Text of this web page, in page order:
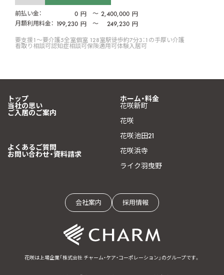
前払い金： 0 円 〜 2,400,000 円
月額利用料金： 199,230 円 〜 249,230 円
要支援1〜要介護5全室個室 128室駅徒歩約7分3：1の手厚い介護
看取り相談可認知症相談可保険適用可体験入居可
トップ
当社の思い
ご入居のご案内
ホーム・料金
花咲新町
花咲
花咲池田21
花咲浜寺
ライク羽曳野
よくあるご質問
お問い合わせ・資料請求
会社案内 採用情報
花咲は上場企業「株式会社 チャーム・ケア・コーポレーション」のグループです。